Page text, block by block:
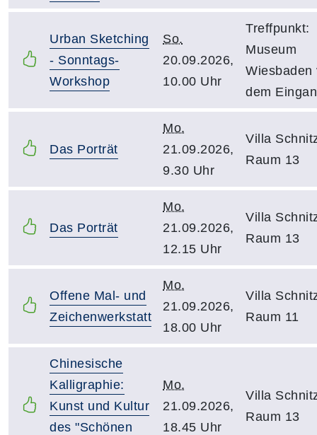
Urban Sketching
- Sonntags-
Workshop
So.
20.09.2026,
10.00 Uhr
Treffpunkt:
Museum
Wiesbaden
dem
Das Porträt
Mo.
21.09.2026,
9.30 Uhr
Villa
Raum 13
Das Porträt
Mo.
21.09.2026,
12.15 Uhr
Villa
Raum 13
Offene Mal- und
Zeichenwerkstatt
Mo.
21.09.2026,
18.00 Uhr
Villa
Raum 11
Chinesische
Kalligraphie:
Kunst und Kultur
des "Schönen
Mo.
21.09.2026,
18.45 Uhr
Villa
Raum 13